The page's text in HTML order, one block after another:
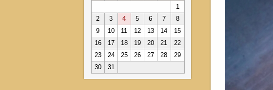
1
2
3 4 5 6 7
8
9
10 11 12 13 14
15
16
17 18 19 20 21
22
23
24 25 26 27 28
29
30
31